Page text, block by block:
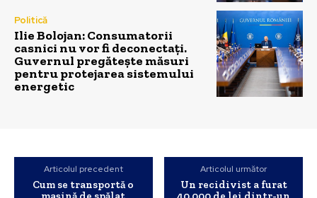
Politică
Ilie Bolojan: Consumatorii
casnici nu vor fi deconectați.
Guvernul pregătește măsuri
pentru protejarea sistemului
energetic
Articolul precedent
Cum se transportă o
Articolul următor
Un recidivist a furat